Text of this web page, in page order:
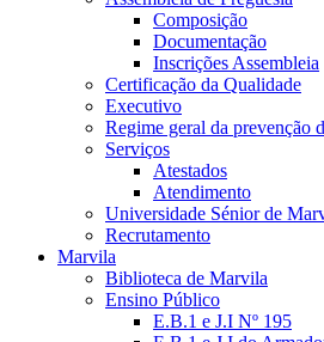
Composição
Documentação
Inscrições Assembleia
Certificação da Qualidade
Executivo
Regime geral da prevenção
Serviços
Atestados
Atendimento
Universidade Sénior de
Recrutamento
Marvila
Biblioteca de Marvila
Ensino Público
E.B.1 e J.I Nº 195